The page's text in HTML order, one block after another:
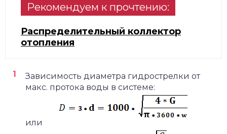
Рекомендуем к прочтению:
Распределительный коллектор
отопления
Зависимость диаметра гидрострелки от
макс. протока воды в системе:
или